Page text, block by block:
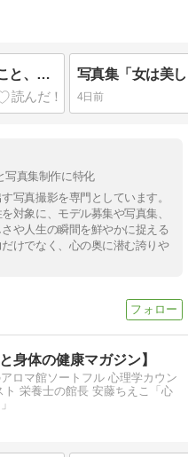
誰人も逃れられない苦、生きること、老いること、病気になること、死ぬことの四苦
4日前
写真集制作に特化
写真撮影を専門としています。
対象に、モデル募集や写真集、
や人生の瞬間を鮮やかに捉える
けでなく、心の奥に潜む誇りや
身体の健康マガジン】
ロマ館ソートフル 心理学カウン
ト 栄養士の館長 安藤ちえこ「心